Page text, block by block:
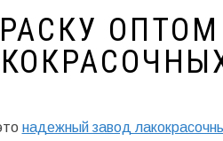
надежный завод